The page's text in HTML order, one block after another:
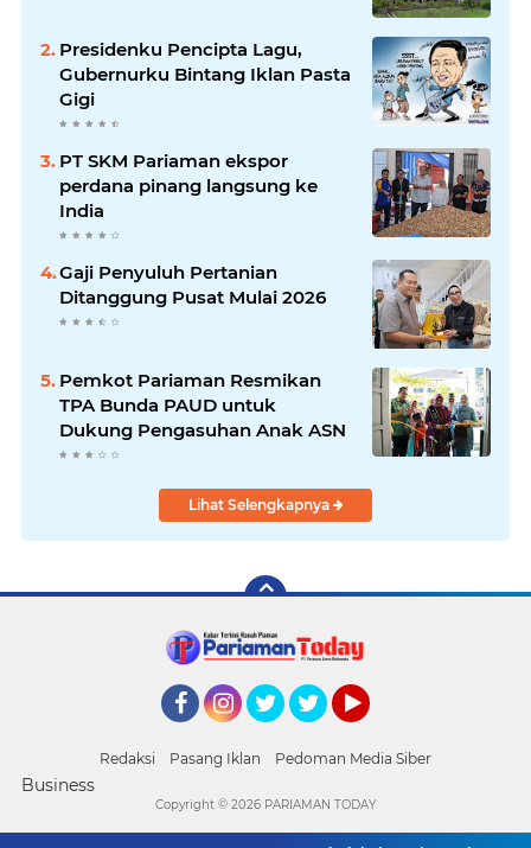
Presidenku Pencipta Lagu,
Gubernurku Bintang Iklan Pasta
Gigi
PT SKM Pariaman ekspor
perdana pinang langsung ke
India
Gaji Penyuluh Pertanian
Ditanggung Pusat Mulai 2026
Pemkot Pariaman Resmikan
TPA Bunda PAUD untuk
Dukung Pengasuhan Anak ASN
Lihat Selengkapnya
Redaksi Pasang Iklan Pedoman Media Siber
Business
Copyright © 2026 PARIAMAN TODAY